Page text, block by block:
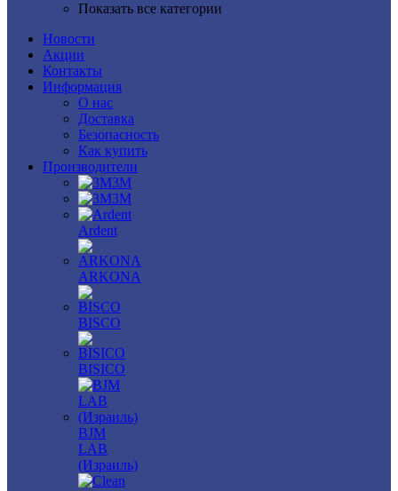
Показать все категории
Новости
Акции
Контакты
Информация
О нас
Доставка
Безопасность
Как купить
Производители
3M
3М
Ardent
ARKONA
BISCO
BISICO
BJM
LAB
(Израиль)